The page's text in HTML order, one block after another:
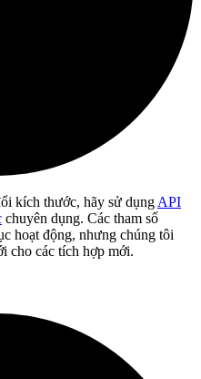
kích thước, hãy sử dụng API
chuyên dụng. Các tham số
hoạt động, nhưng chúng tôi
cho các tích hợp mới.